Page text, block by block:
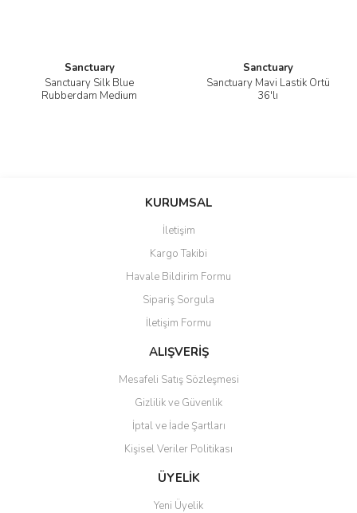
Sanctuary
Sanctuary Silk Blue
Rubberdam Medium
Sanctuary
Sanctuary Mavi Lastik Örtü
36'lı
KURUMSAL
İletişim
Kargo Takibi
Havale Bildirim Formu
Sipariş Sorgula
İletişim Formu
ALIŞVERİŞ
Mesafeli Satış Sözleşmesi
Gizlilik ve Güvenlik
İptal ve İade Şartları
Kişisel Veriler Politikası
ÜYELİK
Yeni Üyelik